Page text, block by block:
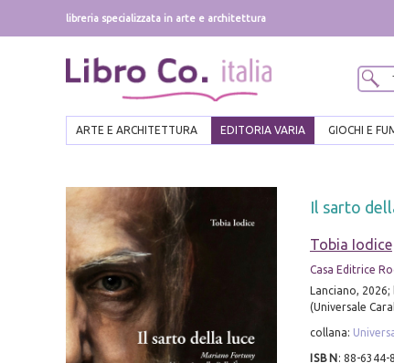
libreria specializzata in arte e architettura
ARTE E ARCHITETTURA EDITORIA VARIA GIOCHI E
Il sarto
Tobia Iodice
Casa Editrice
Lanciano,
(Universale
collana:
ISBN : 88-6344-